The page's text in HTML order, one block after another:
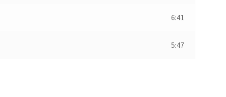
6:41
5:47